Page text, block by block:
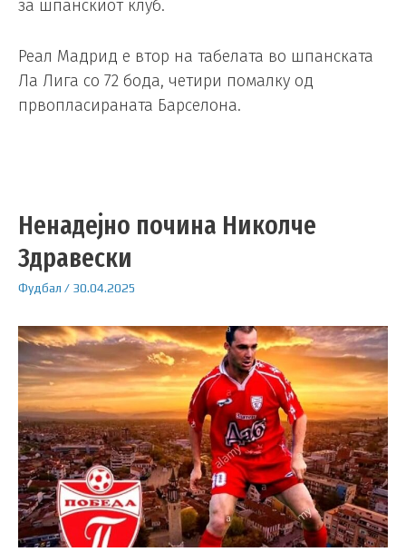
за шпанскиот клуб.
Реал Мадрид е втор на табелата во шпанската
Ла Лига со 72 бода, четири помалку од
првопласираната Барселона.
Ненадејно почина Николче
Здравески
Фудбал / 30.04.2025